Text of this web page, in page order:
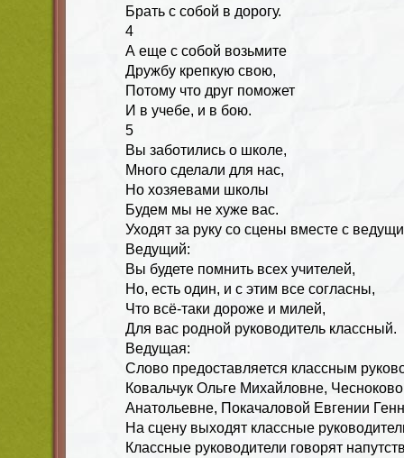
Брать с собой в дорогу.
4
А еще с собой возьмите
Дружбу крепкую свою,
Потому что друг поможет
И в учебе, и в бою.
5
Вы заботились о школе,
Много сделали для нас,
Но хозяевами школы
Будем мы не хуже вас.
Уходят за руку со сцены вместе с
Ведущий:
Вы будете помнить всех учителей,
Но, есть один, и с этим все согласны,
Что всё-таки дороже и милей,
Для вас родной руководитель классный.
Ведущая:
Слово предоставляется классным
Ковальчук Ольге Михайловне,
Анатольевне, Покачаловой Евгении
На сцену выходят классные
Классные руководители говорят